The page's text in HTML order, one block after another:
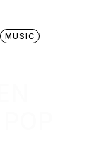
MUSIC